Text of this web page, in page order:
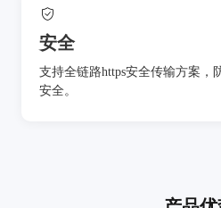
安全
支持全链路https安全传输方案，
安全。